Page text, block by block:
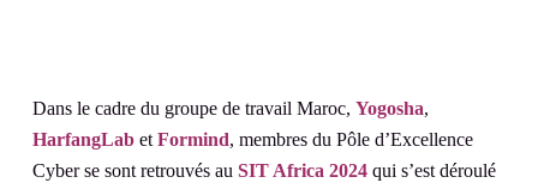
Dans le cadre du groupe de travail Maroc, Yogosha,
HarfangLabet Formind, membres du Pôle d’Excellence
Cyber se sont retrouvés au SIT Africa 2024qui s’est déroulé